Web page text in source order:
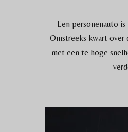
Een personenauto
Omstreeks kwart over
met een te hoge